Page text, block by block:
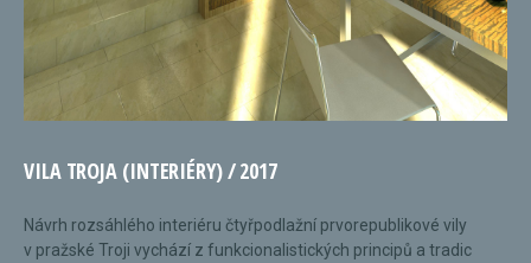
VILA TROJA (INTERIÉRY) / 2017
Návrh rozsáhlého interiéru čtyřpodlažní prvorepublikové vily
v pražské Troji vychází z funkcionalistických principů a tradic